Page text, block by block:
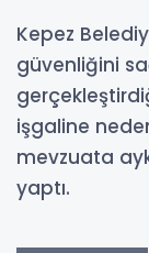
Kepez
güvenliğini
işgaline
mevzuata
yaptı.